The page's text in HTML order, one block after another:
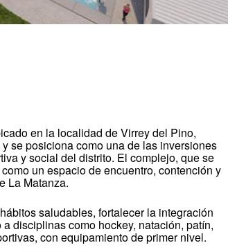
en la localidad de Virrey del Pino,
se posiciona como una de las inversiones
y social del distrito. El complejo, que se
un espacio de encuentro, contención y
La Matanza.
saludables, fortalecer la integración
disciplinas como hockey, natación, patín,
con equipamiento de primer nivel.